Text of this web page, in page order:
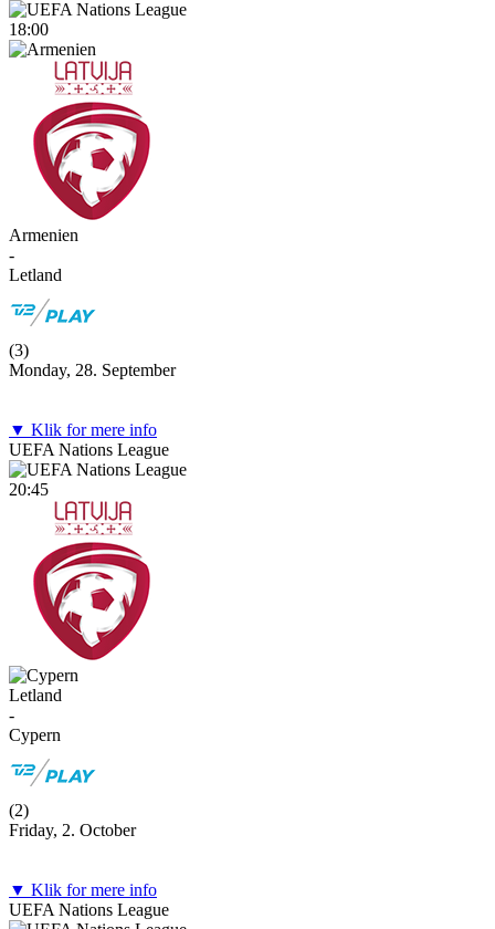
18:00
Armenien
-
Letland
(3)
Monday, 28. September
▼ Klik for mere info
UEFA Nations League
20:45
Letland
-
Cypern
(2)
Friday, 2. October
▼ Klik for mere info
UEFA Nations League